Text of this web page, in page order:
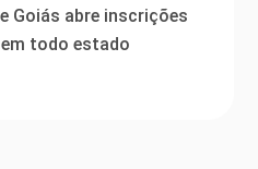
Goiás abre inscrições
todo estado